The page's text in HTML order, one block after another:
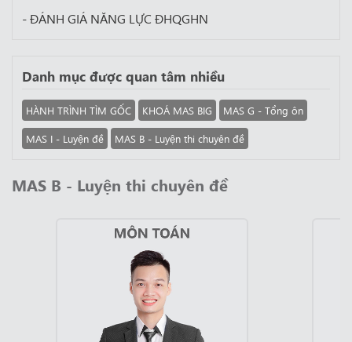
- ĐÁNH GIÁ NĂNG LỰC ĐHQGHN
Danh mục được quan tâm nhiều
HÀNH TRÌNH TÌM GỐC KHOÁ MAS BIG
MAS G - Tổng ôn
MAS I - Luyện đề
MAS B - Luyện thi chuyên đề
MAS B - Luyện thi chuyên đề